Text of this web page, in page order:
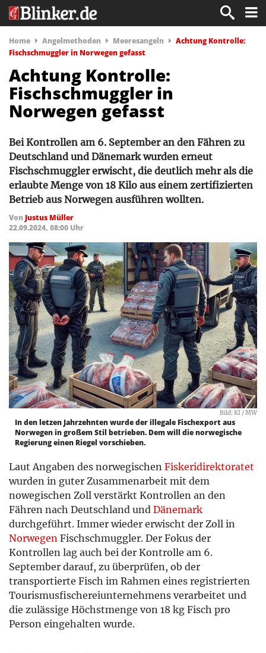
Home Angelmethoden Meeresangeln
Achtung Kontrolle:
Fischschmuggler in Norwegen gefasst
Achtung Kontrolle:
Fischschmuggler in
Norwegen gefasst
Bei Kontrollen am 6. September an den Fähren zu
Deutschland und Dänemark wurden erneut
Fischschmuggler erwischt, die deutlich mehr als die
erlaubte Menge von 18 Kilo aus einem zertifizierten
Betrieb aus Norwegen ausführen wollten.
Von Justus Müller
22.09.2024, 08:00 Uhr
Bild: KI / MW
In den letzen Jahrzehnten wurde der illegale Fischexport aus
Norwegen in großem Stil betrieben. Dem will die norwegische
Regierung einen Riegel vorschieben.
Laut Angaben des norwegischen Fiskeridirektoratet
wurden in guter Zusammenarbeit mit dem
nowegischen Zoll verstärkt Kontrollen an den
Fähren nach Deutschland und Dänemark
durchgeführt. Immer wieder erwischt der Zoll in
Norwegen Fischschmuggler. Der Fokus der
Kontrollen lag auch bei der Kontrolle am 6.
September darauf, zu überprüfen, ob der
transportierte Fisch im Rahmen eines registrierten
Tourismusfischereiunternehmens verarbeitet und
die zulässige Höchstmenge von 18 kg Fisch pro
Person eingehalten wurde.